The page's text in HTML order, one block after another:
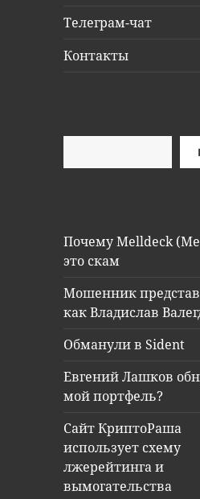
Телеграм-чат
Контакты
Почему Melldeck
это скам
Мошенник
как Владислав
Обманули в Sident
Евгений Лашков
мой портфель?
Сайт КриптоРаша
использует схему
лжерейтинга и
вымогательства